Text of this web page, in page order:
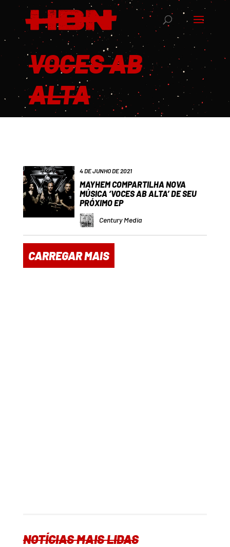
VOCES AB
ALTA
4 DE JUNHO DE 2021
MAYHEM COMPARTILHA NOVA
MÚSICA ‘VOCES AB ALTA’ DE SEU
PRÓXIMO EP
Century Media
CARREGAR MAIS
NOTÍCIAS MAIS LIDAS